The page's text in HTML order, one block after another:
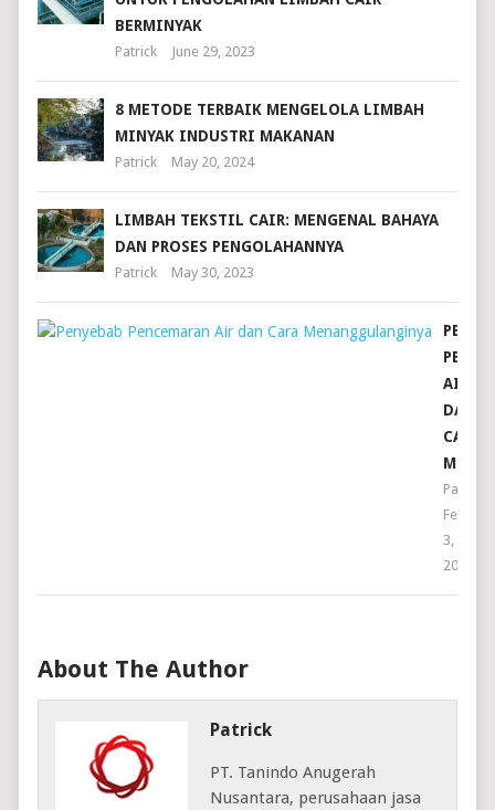
BERMINYAK
Patrick June 29, 2023
8 METODE TERBAIK MENGELOLA LIMBAH
MINYAK INDUSTRI MAKANAN
Patrick May 20, 2024
LIMBAH TEKSTIL CAIR: MENGENAL BAHAYA
DAN PROSES PENGOLAHANNYA
Patrick May 30, 2023
AIR
DAN
CARA
Patrick
3,
2024
About The Author
Patrick
PT. Tanindo Anugerah
Nusantara, perusahaan jasa